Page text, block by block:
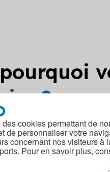
cookies permettant de
de personnaliser votre
concernant nos visiteurs à
Pour en savoir plus,
?
car vos données
des données,
à jour vos données sur